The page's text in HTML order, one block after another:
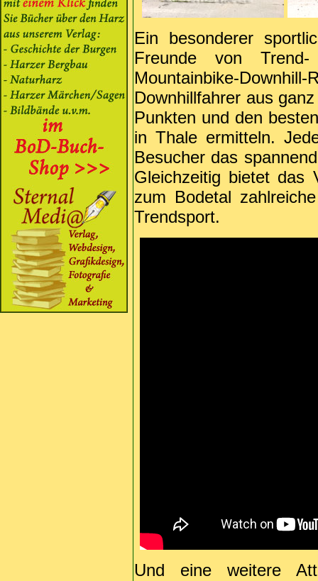
Ein besonderer
Freunde von
Mountainbike-
Downhillfahrer aus
Punkten und den
in Thale ermitteln.
Besucher das
Gleichzeitig bietet das
zum Bodetal
Trendsport.
Und eine weitere